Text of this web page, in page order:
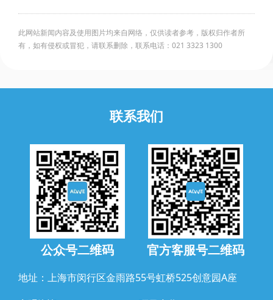
此网站新闻内容及使用图片均来自网络，仅供读者参考，版权归作者所
有，如有侵权或冒犯，请联系删除，联系电话：021 3323 1300
联系我们
公众号二维码 官方客服号二维码
地址：上海市闵行区金雨路55号虹桥525创意园A座